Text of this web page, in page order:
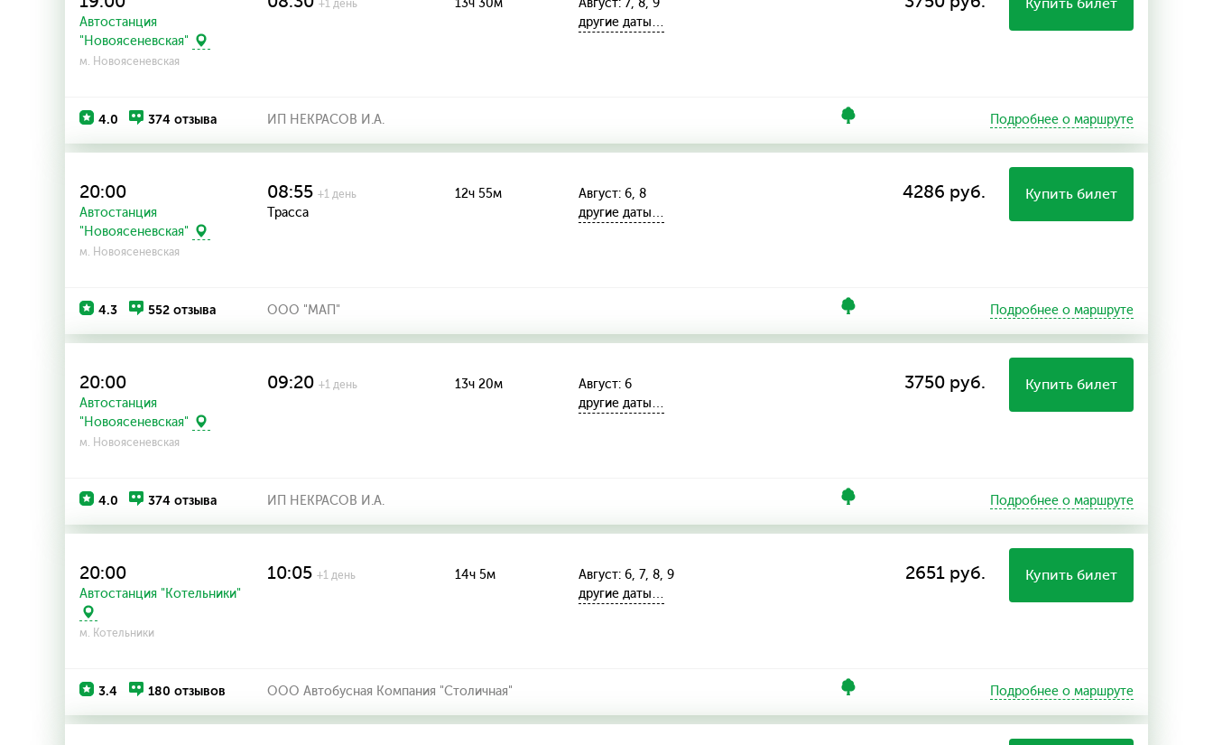
Автостанция
"Новоясеневская"
м. Новоясеневская
+1 день
другие даты…
4.0 374 отзыва ИП НЕКРАСОВ И.А. Подробнее о маршруте
20:00
Автостанция
"Новоясеневская"
м. Новоясеневская
08:55 +1 день
Трасса
12ч 55м
Август: 6, 8
другие даты…
4286 руб. Купить билет
4.3 552 отзыва ООО "МАП" Подробнее о маршруте
20:00
Автостанция
"Новоясеневская"
м. Новоясеневская
09:20 +1 день 13ч 20м
Август: 6
другие даты…
3750 руб. Купить билет
4.0 374 отзыва ИП НЕКРАСОВ И.А. Подробнее о маршруте
20:00
Автостанция "Котельники"
м. Котельники
10:05 +1 день 14ч 5м
Август: 6, 7, 8, 9
другие даты…
2651 руб. Купить билет
3.4 180 отзывов ООО Автобусная Компания "Столичная" Подробнее о маршруте